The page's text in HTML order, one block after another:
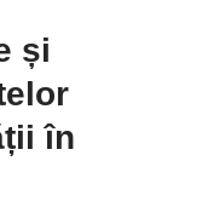
și
în